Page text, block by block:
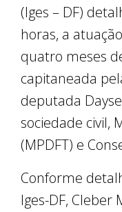
(Iges – DF)
horas, a
quatro meses
capitaneada
deputada
sociedade civil,
(MPDFT) e
Conforme
Iges-DF, Cleber